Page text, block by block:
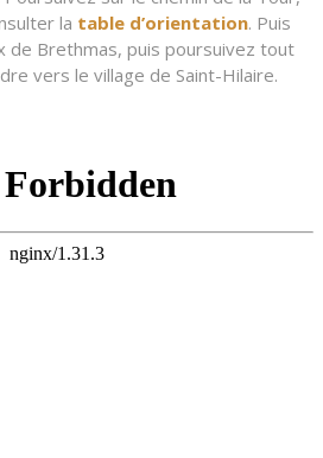
la table d’orientation. Puis
de Brethmas, puis poursuivez tout
vers le village de Saint-Hilaire.